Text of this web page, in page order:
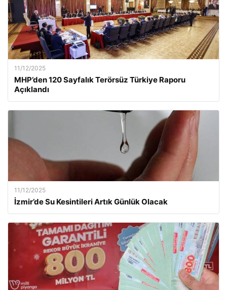
11/12/2025
MHP’den 120 Sayfalık Terörsüz Türkiye Raporu
Açıklandı
11/12/2025
İzmir’de Su Kesintileri Artık Günlük Olacak